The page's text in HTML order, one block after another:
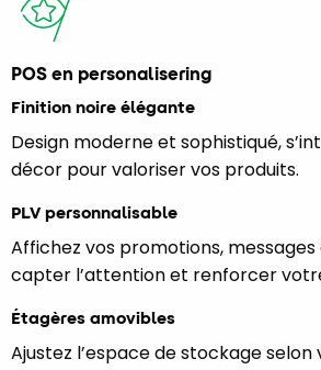
POS en personalisering
Finition noire élégante
Design moderne et sophistiqué,
décor pour valoriser vos produits.
PLV personnalisable
Affichez vos promotions, messages
capter l’attention et renforcer
Étagères amovibles
Ajustez l’espace de stockage selon